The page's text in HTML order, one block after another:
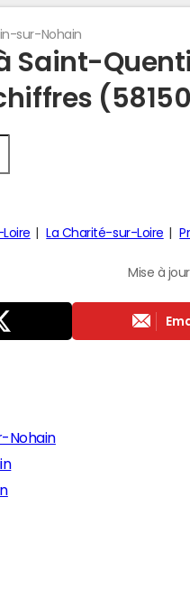
sur-Nohain
Saint-
La Charité-sur-Loire
Mise à
Nohain